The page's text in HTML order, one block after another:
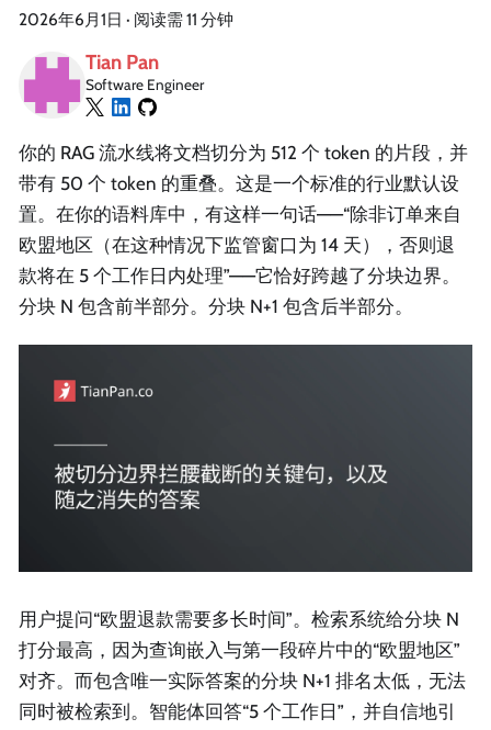
2026年6月1日 · 阅读需 11 分钟
Tian Pan
Software Engineer
你的 RAG 流水线将文档切分为 512 个 token 的片段，并
带有 50 个 token 的重叠。这是一个标准的行业默认设
置。在你的语料库中，有这样一句话——“除非订单来自
欧盟地区（在这种情况下监管窗口为 14 天），否则退
款将在 5 个工作日内处理”——它恰好跨越了分块边界。
分块 N 包含前半部分。分块 N+1 包含后半部分。
用户提问“欧盟退款需要多长时间”。检索系统给分块 N
打分最高，因为查询嵌入与第一段碎片中的“欧盟地区”
对齐。而包含唯一实际答案的分块 N+1 排名太低，无法
同时被检索到。智能体回答“5 个工作日”，并自信地引